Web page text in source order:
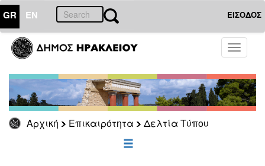
GR EN ΕΙΣΟΔΟΣ
Toggle
Αρχική Επικαιρότητα Δελτία Τύπου
ΕΠΙΚΑΙΡΟΤΗΤΑ
Τύπου
Αρχείο